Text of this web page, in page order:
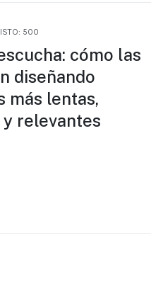
500
cómo las
diseñando
más lentas,
relevantes